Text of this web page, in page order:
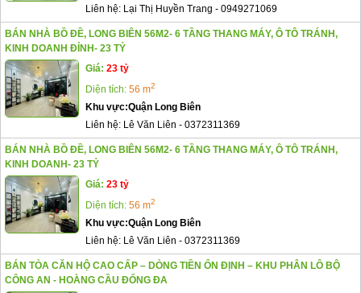
Liên hệ: Lại Thị Huyền Trang - 0949271069
BÁN NHÀ BỒ ĐỀ, LONG BIÊN 56M2- 6 TẦNG THANG MÁY, Ô TÔ TRÁNH,
KINH DOANH ĐỈNH- 23 TỶ
Giá: 23 tỷ
Diện tích: 56 m2
Khu vực:Quận Long Biên
Liên hệ: Lê Văn Liên - 0372311369
BÁN NHÀ BỒ ĐỀ, LONG BIÊN 56M2- 6 TẦNG THANG MÁY, Ô TÔ TRÁNH,
KINH DOANH- 23 TỶ
Giá: 23 tỷ
Diện tích: 56 m2
Khu vực:Quận Long Biên
Liên hệ: Lê Văn Liên - 0372311369
BÁN TÒA CĂN HỘ CAO CẤP – DÒNG TIỀN ỔN ĐỊNH – KHU PHÂN LÔ BỘ
CÔNG AN - HOÀNG CẦU ĐỐNG ĐA